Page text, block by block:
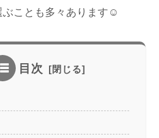
ぶことも多々あります☺
目次